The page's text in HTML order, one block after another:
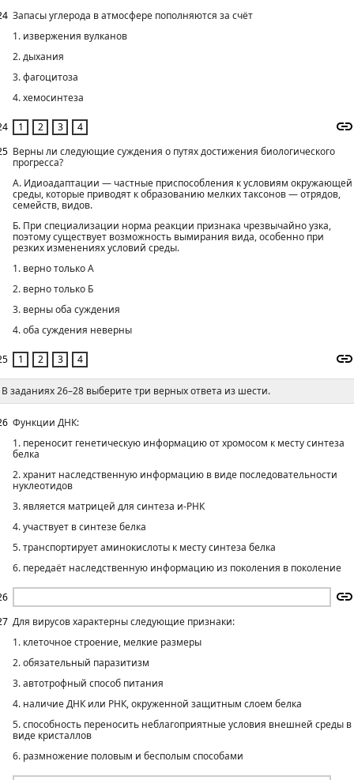
Запасы углерода в атмосфере пополняются за счёт
1. извержения вулканов
2. дыхания
3. фагоцитоза
4. хемосинтеза
Верны ли следующие суждения о путях достижения биологического
прогресса?
А. Идиоадаптации — частные приспособления к условиям окружающей
среды, которые приводят к образованию мелких таксонов — отрядов,
семейств, видов.
Б. При специализации норма реакции признака чрезвычайно узка,
поэтому существует возможность вымирания вида, особенно при
резких изменениях условий среды.
1. верно только А
2. верно только Б
3. верны оба суждения
4. оба суждения неверны
В заданиях 26–28 выберите три верных ответа из шести.
Функции ДНК:
1. переносит генетическую информацию от хромосом к месту синтеза
белка
2. хранит наследственную информацию в виде последовательности
нуклеотидов
3. является матрицей для синтеза и-РНК
4. участвует в синтезе белка
5. транспортирует аминокислоты к месту синтеза белка
6. передаёт наследственную информацию из поколения в поколение
Для вирусов характерны следующие признаки:
1. клеточное строение, мелкие размеры
2. обязательный паразитизм
3. автотрофный способ питания
4. наличие ДНК или РНК, окруженной защитным слоем белка
5. способность переносить неблагоприятные условия внешней среды в
виде кристаллов
6. размножение половым и бесполым способами